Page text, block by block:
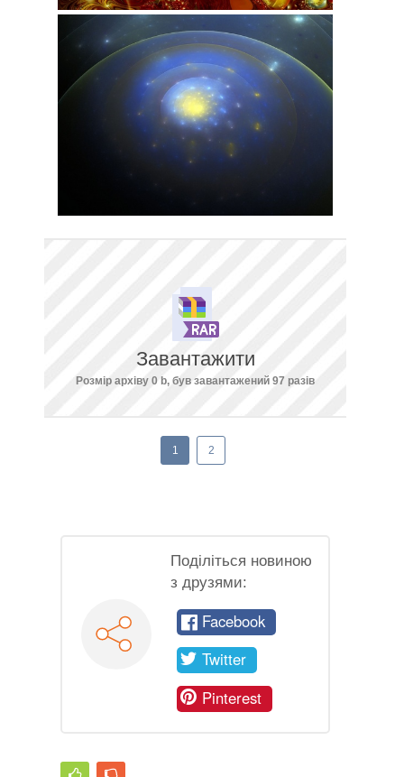
Завантажити
Розмір архіву 0 b, був завантажений 97 разів
1 2
Поділіться новиною
з друзями:
Facebook
Twitter
Pinterest